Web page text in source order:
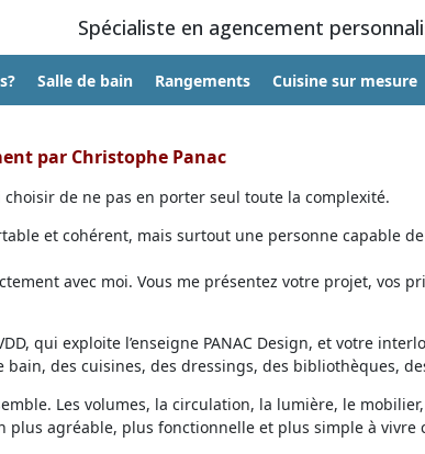
Spécialiste en agencement
Salle de bain Rangements Cuisine sur mesure
par Christophe Panac
choisir de ne pas en porter seul toute la complexité.
et cohérent, mais surtout une personne capable
avec moi. Vous me présentez votre projet, vos
qui exploite l’enseigne PANAC Design, et votre
des cuisines, des dressings, des bibliothèques,
Les volumes, la circulation, la lumière, le
agréable, plus fonctionnelle et plus simple à vivre